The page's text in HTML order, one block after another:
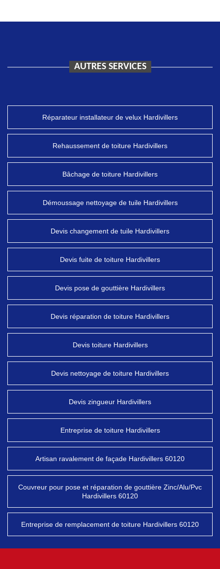
AUTRES SERVICES
Réparateur installateur de velux Hardivillers
Rehaussement de toiture Hardivillers
Bâchage de toiture Hardivillers
Démoussage nettoyage de tuile Hardivillers
Devis changement de tuile Hardivillers
Devis fuite de toiture Hardivillers
Devis pose de gouttière Hardivillers
Devis réparation de toiture Hardivillers
Devis toiture Hardivillers
Devis nettoyage de toiture Hardivillers
Devis zingueur Hardivillers
Entreprise de toiture Hardivillers
Artisan ravalement de façade Hardivillers 60120
Couvreur pour pose et réparation de gouttière Zinc/Alu/Pvc
Hardivillers 60120
Entreprise de remplacement de toiture Hardivillers 60120